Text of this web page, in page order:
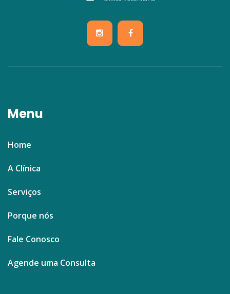
Menu
Home
A Clínica
Serviços
Porque nós
Fale Conosco
Agende uma Consulta